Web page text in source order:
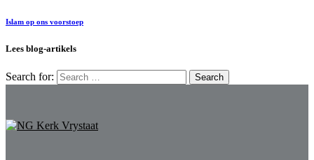
Islam op ons voorstoep
Lees blog-artikels
Search for: